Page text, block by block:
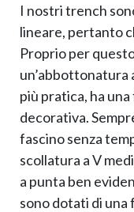
I nostri trench
lineare, pertanto
Proprio per
più pratica, ha
decorativa.
fascino senza
scollatura a V
a punta ben
sono dotati di una